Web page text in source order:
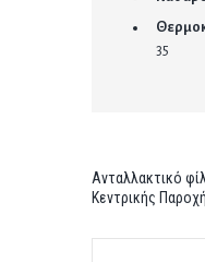
35
Ανταλλακτικό
Κεντρικής